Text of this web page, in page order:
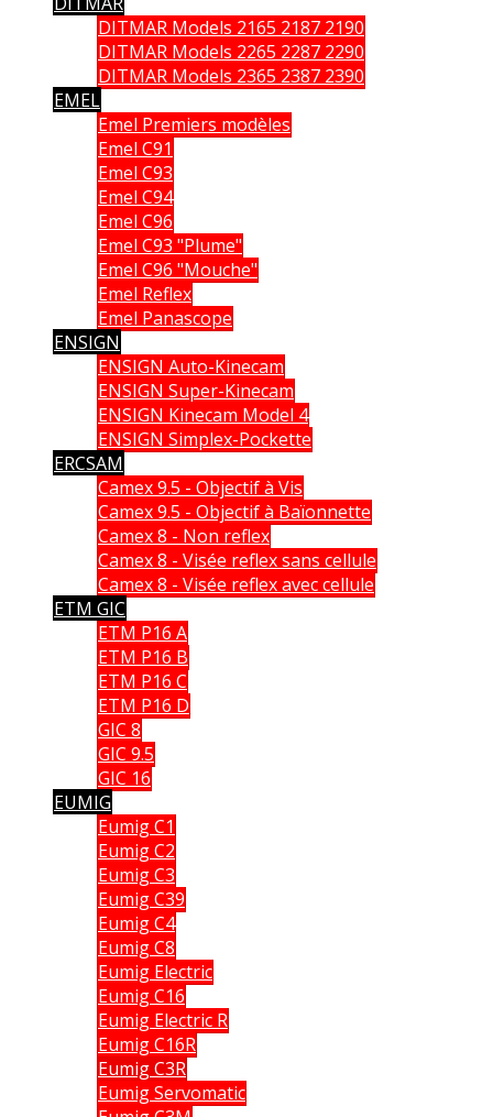
DITMAR Models 2165 2187 2190
DITMAR Models 2265 2287 2290
DITMAR Models 2365 2387 2390
EMEL
Emel Premiers modèles
Emel C91
Emel C93
Emel C94
Emel C96
Emel C93 "Plume"
Emel C96 "Mouche"
Emel Reflex
Emel Panascope
ENSIGN
ENSIGN Auto-Kinecam
ENSIGN Super-Kinecam
ENSIGN Kinecam Model 4
ENSIGN Simplex-Pockette
ERCSAM
Camex 9.5 - Objectif à Vis
Camex 9.5 - Objectif à Baïonnette
Camex 8 - Non reflex
Camex 8 - Visée reflex sans cellule
Camex 8 - Visée reflex avec cellule
ETM GIC
ETM P16 A
ETM P16 B
ETM P16 C
ETM P16 D
GIC 8
GIC 9.5
GIC 16
EUMIG
Eumig C1
Eumig C2
Eumig C3
Eumig C39
Eumig C4
Eumig C8
Eumig Electric
Eumig C16
Eumig Electric R
Eumig C16R
Eumig C3R
Eumig Servomatic